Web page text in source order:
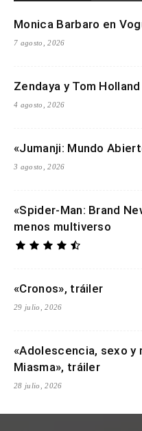
Monica Barbaro en
7 agosto, 2026
Zendaya y Tom
4 agosto, 2026
«Jumanji: Mundo
3 agosto, 2026
«Spider-Man: Brand
menos multiverso
«Cronos», tráiler
29 julio, 2026
«Adolescencia, sexo y
Miasma», tráiler
28 julio, 2026